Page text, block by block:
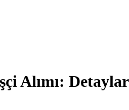
Alımı: Detaylar